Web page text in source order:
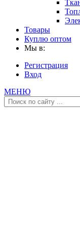
Товары
Куплю оптом
Мы в:
Регистрация
Вход
МЕНЮ